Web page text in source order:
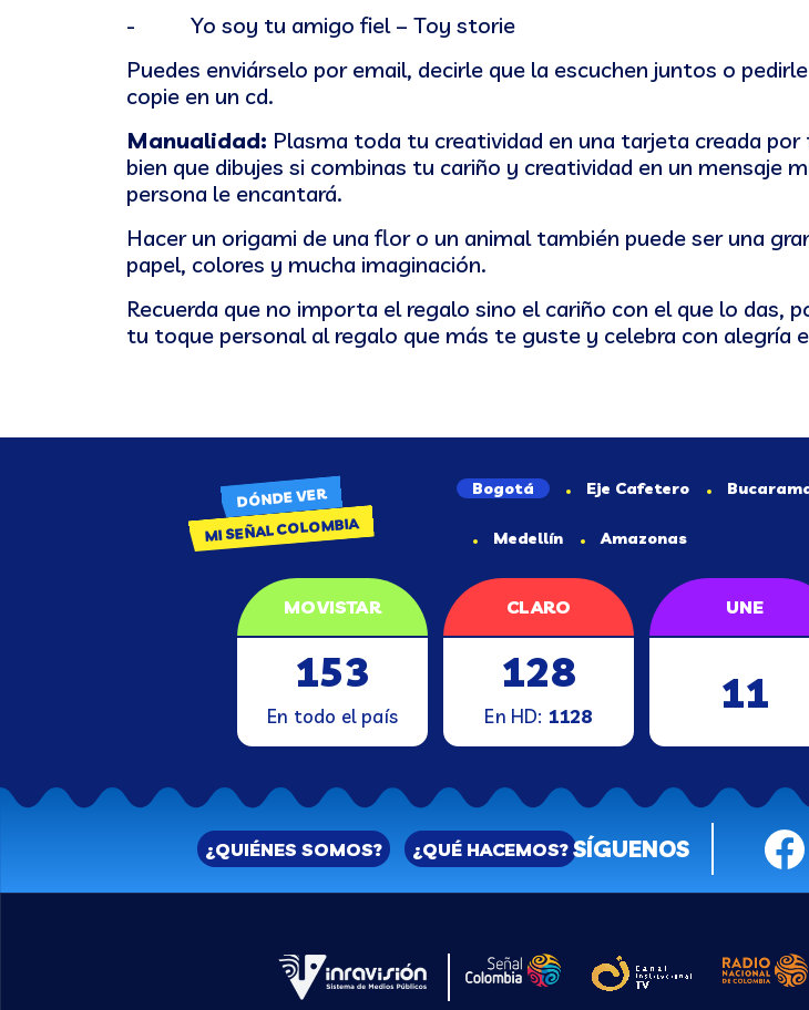
- Yo soy tu amigo fiel – Toy storie
Puedes enviárselo por email, decirle que la escuchen juntos o
copie en un cd.
Manualidad: Plasma toda tu creatividad en una tarjeta creada
bien que dibujes si combinas tu cariño y creatividad en un mensaje
persona le encantará.
Hacer un origami de una flor o un animal también puede ser una
papel, colores y mucha imaginación.
Recuerda que no importa el regalo sino el cariño con el que lo das,
tu toque personal al regalo que más te guste y celebra con alegría
DÓNDE VER
MI SEÑAL COLOMBIA
Bogotá Eje Cafetero
Medellín Amazonas
MOVISTAR
153
En todo el país
CLARO
128
En HD: 1128
UNE
11
¿QUIÉNES SOMOS? ¿QUÉ HACEMOS? SÍGUENOS